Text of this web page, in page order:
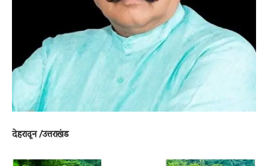
देहरादून /उत्तराखंड